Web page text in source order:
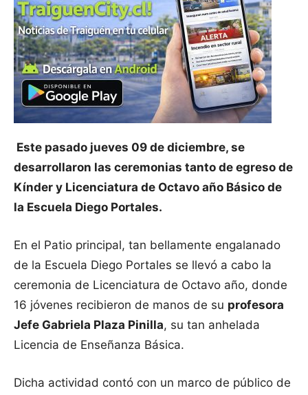
Este pasado jueves 09 de diciembre, se
desarrollaron las ceremonias tanto de egreso de
Kínder y Licenciatura de Octavo año Básico de
la Escuela Diego Portales.
En el Patio principal, tan bellamente engalanado
de la Escuela Diego Portales se llevó a cabo la
ceremonia de Licenciatura de Octavo año, donde
16 jóvenes recibieron de manos de su profesora
Jefe Gabriela Plaza Pinilla, su tan anhelada
Licencia de Enseñanza Básica.
Dicha actividad contó con un marco de público de